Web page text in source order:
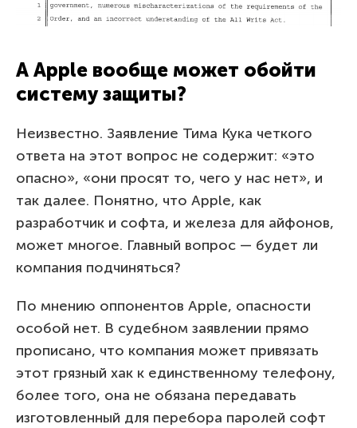
А Apple вообще может обойти
систему защиты?
Неизвестно. Заявление Тима Кука четкого
ответа на этот вопрос не содержит: «это
опасно», «они просят то, чего у нас нет», и
так далее. Понятно, что Apple, как
разработчик и софта, и железа для айфонов,
может многое. Главный вопрос — будет ли
компания подчиняться?
По мнению оппонентов Apple, опасности
особой нет. В судебном заявлении прямо
прописано, что компания может привязать
этот грязный хак к единственному телефону,
более того, она не обязана передавать
изготовленный для перебора паролей софт